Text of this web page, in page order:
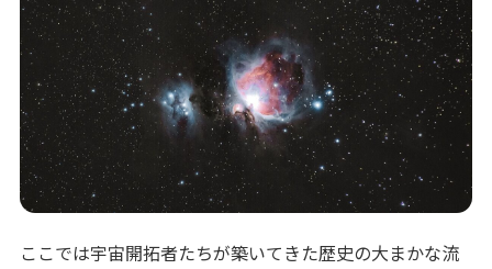
ここでは宇宙開拓者たちが築いてきた歴史の大まかな流